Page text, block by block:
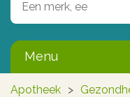
Menu
Apotheek >